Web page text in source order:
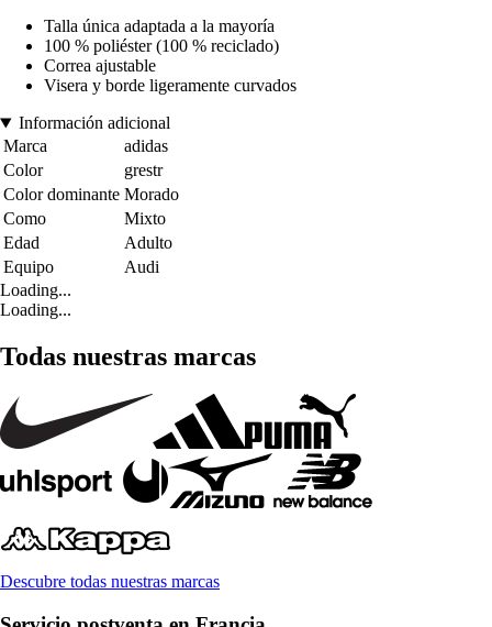
Talla única adaptada a la mayoría
100 % poliéster (100 % reciclado)
Correa ajustable
Visera y borde ligeramente curvados
Información adicional
Marca
adidas
Color
grestr
Color dominante Morado
Como
Mixto
Edad
Adulto
Equipo
Audi
Loading...
Loading...
Todas nuestras marcas
Descubre todas nuestras marcas